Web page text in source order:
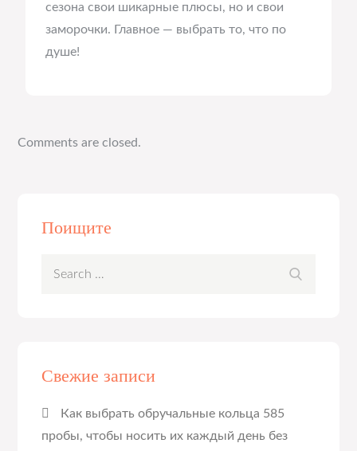
сезона свои шикарные плюсы, но и свои
заморочки. Главное — выбрать то, что по
душе!
Comments are closed.
Поищите
Свежие записи
Как выбрать обручальные кольца 585
пробы, чтобы носить их каждый день без